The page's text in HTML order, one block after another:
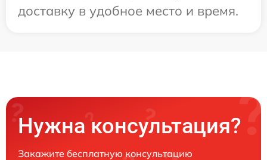
доставку в удобное место и время.
Нужна консультация?
Закажите бесплатную консультацию